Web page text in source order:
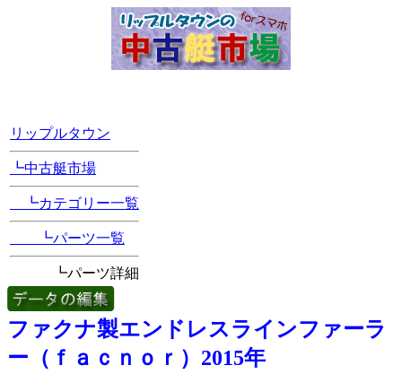
リップルタウン
┗中古艇市場
┗カテゴリー一覧
┗パーツ一覧
┗パーツ詳細
ファクナ製エンドレスラインファーラ
ー（ｆａｃｎｏｒ）2015年